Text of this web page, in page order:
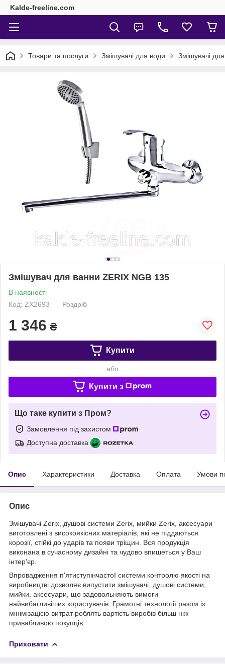
Kalde-freeline.com
Товари та послуги Змішувачі для води Змішувачі
Змішувач для ванни ZERIX NGB 135
В наявності
Код: ZX2693
Роздріб
1 346 ₴
Купити
або
Купити з
Що таке купити з Пром?
Замовлення під захистом
Доступна доставка
Опис Характеристики Доставка Оплата Умови
Опис
Змішувачі Zerix, душові системи Zerix, мийки Zerix, аксесуари
виготовлені з високоякісних матеріалів, які не піддаються
корозії, стійкі до ударів та появи тріщин. Вся продукція
виконана в сучасному дизайні та чудово впишеться у Ваш
інтер'єр.
Впровадження п'ятиступінчастої системи контролю якості на
виробництві дозволяє випустити змішувачі, душові системи,
мийки, аксесуари, що задовольняють вимоги
найвибагливіших користувачів. Грамотні технології разом із
мінімізацією витрат роблять вартість виробів більш ніж
привабливою покупців.
Приховати